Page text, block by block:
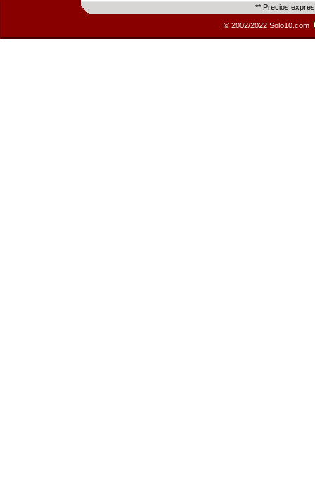
** Precios
© 2002/2022 Solo10.com